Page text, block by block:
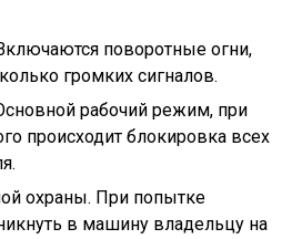
поворотные огни,
громких сигналов.
рабочий режим, при
происходит блокировка всех
охраны. При попытке
в машину владельцу на